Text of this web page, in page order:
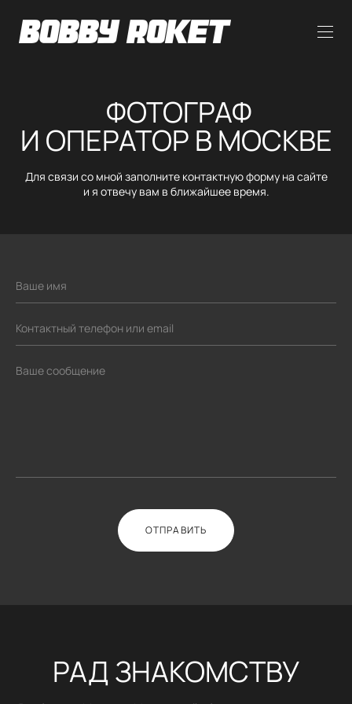
ФОТОГРАФ
И ОПЕРАТОР В МОСКВЕ
Для связи со мной заполните контактную форму на сайте
и я отвечу вам в ближайшее время.
ОТПРАВИТЬ
РАД ЗНАКОМСТВУ